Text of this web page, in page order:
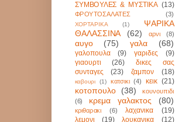
ΣΥΜΒΟΥΛΕΣ & ΜΥΣΤΙΚΑ (13)
ΦΡΟΥΤΟΣΑΛΑΤΕΣ (3)
ΧΟΡΤΑΡΙΚΑ (1)
ΨΑΡΙΚΑ
ΘΑΛΑΣΣΙΝΑ
(62) αρνι (8)
αυγο (75) γαλα (68)
γαλοπουλα (9) γαριδες
(9)
γιαουρτι
(26)
δικες σας
συνταγες
(23) ζαμπον (18)
καβουρι (1) κατσικι (4) κεικ (21)
κοτοπουλο (38)
κουνουπιδι
(6)
κρεμα γαλακτος (80)
κριθαρακι (6) λαχανικα
(19)
λεμονι
(19) λουκανικα (12)